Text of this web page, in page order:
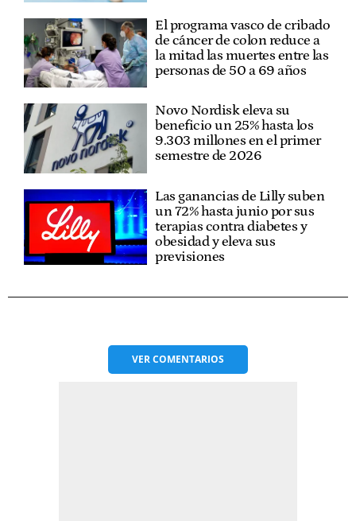
El programa vasco de cribado
de cáncer de colon reduce a
la mitad las muertes entre las
personas de 50 a 69 años
Novo Nordisk eleva su
beneficio un 25% hasta los
9.303 millones en el primer
semestre de 2026
Las ganancias de Lilly suben
un 72% hasta junio por sus
terapias contra diabetes y
obesidad y eleva sus
previsiones
VERCOMENTARIOS